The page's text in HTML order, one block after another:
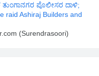
ಪೊಲೀಸರ ದಾಳಿ;
Ashiraj Builders and
(Surendrasoori)